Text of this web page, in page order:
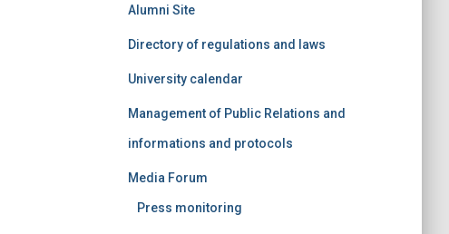
Alumni Site
Directory of regulations and laws
University calendar
Management of Public Relations and
informations and protocols
Media Forum
Press monitoring